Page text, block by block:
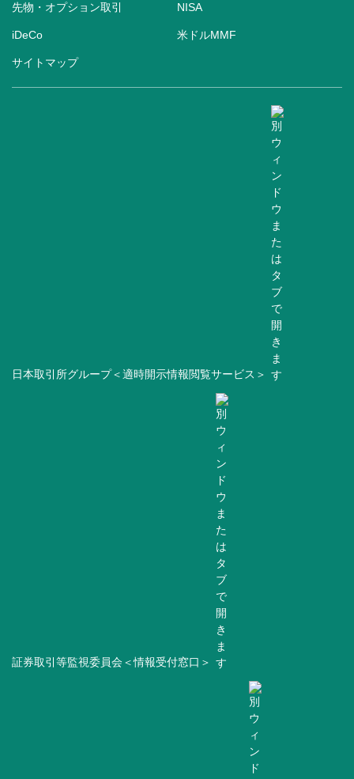
先物・オプション取引 NISA
iDeCo 米ドルMMF
サイトマップ
日本取引所グループ＜適時開示情報閲覧サービス＞
証券取引等監視委員会＜情報受付窓口＞